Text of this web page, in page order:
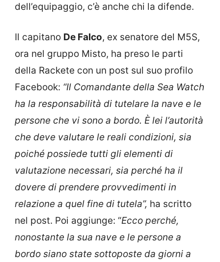
dell’equipaggio, c’è anche chi la difende.
Il capitano De Falco, ex senatore del M5S,
ora nel gruppo Misto, ha preso le parti
della Rackete con un post sul suo profilo
Facebook: “Il Comandante della Sea Watch
ha la responsabilità di tutelare la nave e le
persone che vi sono a bordo. È lei l’autorità
che deve valutare le reali condizioni, sia
poiché possiede tutti gli elementi di
valutazione necessari, sia perché ha il
dovere di prendere provvedimenti in
relazione a quel fine di tutela”, ha scritto
nel post. Poi aggiunge: “Ecco perché,
nonostante la sua nave e le persone a
bordo siano state sottoposte da giorni a